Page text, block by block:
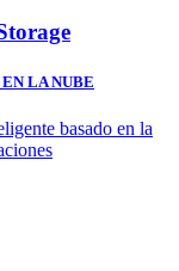
LA NUBE
basado en la